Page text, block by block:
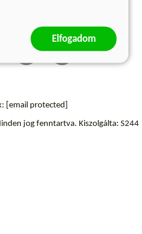
[email protected]
jog fenntartva. Kiszolgálta: S244
Elfogadom